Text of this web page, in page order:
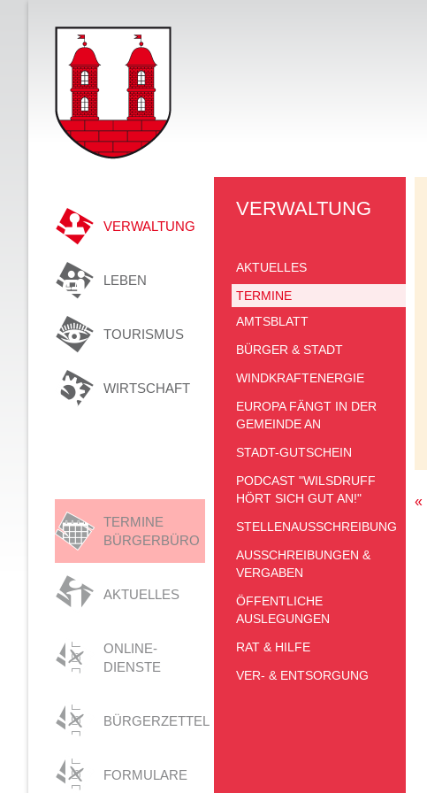
VERWALTUNG
LEBEN
TOURISMUS
WIRTSCHAFT
TERMINE
BÜRGERBÜRO
AKTUELLES
ONLINE-
DIENSTE
BÜRGERZETTEL
FORMULARE
VERWALTUNG
AKTUELLES
TERMINE
AMTSBLATT
BÜRGER & STADT
WINDKRAFTENERGIE
EUROPA FÄNGT IN DER
GEMEINDE AN
STADT-GUTSCHEIN
PODCAST "WILSDRUFF
HÖRT SICH GUT AN!"
STELLENAUSSCHREIBUNG
AUSSCHREIBUNGEN &
VERGABEN
ÖFFENTLICHE
AUSLEGUNGEN
RAT & HILFE
VER- & ENTSORGUNG
«